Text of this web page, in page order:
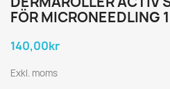
FÖR MICRONEEDLING
140,00kr
Exkl. moms